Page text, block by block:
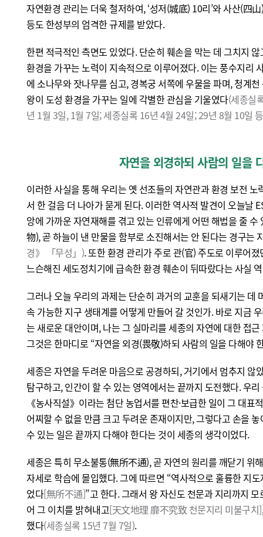
자연환경 관리는 더욱 철저하여, ‘성저(城底) 10리’와 사산(四
등도 한성부의 엄격한 규제를 받았다.
한편 적극적인 측면도 있었다. 단순히 훼손을 막는 데 그치지
환경을 가꾸는 노력이 지속적으로 이루어졌다. 이는 풍수지리
에 소나무와 잣나무를 심고, 경복궁 서쪽에 우물을 파며, 청계
왕이 도성 환경을 가꾸는 일에 각별한 관심을 기울였다(세종실
년 1월 3일, 1월 7일; 세종실록 16년 4월 24일; 29년 8월 10일
자연을 외경하되 사람의 일을
이러한 사실을 통해 우리는 옛 선조들의 자연관과 환경 보전 노
서 한 걸음 더 나아가 묻게 된다. 이러한 역사적 발견이 오늘날
앙에 가까운 자연재해를 겪고 있는 인류에게 어떤 해법을 줄
物), 곧 하늘이 낸 만물을 함부로 소진해서는 안 된다는 경구는
경》 「무성」). 또한 환경 관리가 주로 관(官) 주도로 이루어
느슨해진 세도정치기에 급속한 환경 훼손이 뒤따랐다는 사실
그러나 오늘 우리의 과제는 단순히 과거의 교훈을 되새기는 데
속 가능한 지구 생태계를 어떻게 만들어 갈 것인가. 바로 지금
는 새로운 대안이며, 나는 그 실마리를 세종의 자연에 대한 접
그것은 한마디로 “자연을 외경(畏敬)하되 사람의 일을 다해야
세종은 자연을 두려운 마음으로 공경하되, 거기에서 멈추지 않
탐구하고, 인간이 할 수 있는 영역에서는 끝까지 도전했다. 우
《농사직설》이라는 첨단 농업서를 편찬·보급한 일이 그 대표
어찌할 수 없을 만큼 크고 두려운 존재이지만, 그렇다고 손을
수 있는 일은 끝까지 다해야 한다는 것이 세종의 생각이었다.
세종은 특히 무소불통(無所不通), 곧 자연의 원리를 깨닫기 위
자세로 학습에 몰입했다. 그에 따르면 “역사적으로 훌륭한 지
었다[無所不通]”고 한다. 그래서 왕 자신도 천문과 지리까지
어 그 이치를 밝혀내고[天文地理 靡不究致 천문지리 미불구치]
했다(세종실록 15년 7월 7일).